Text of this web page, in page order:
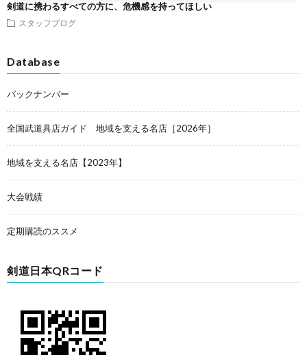
剣道に携わるすべての方に、危機感を持ってほしい
スタッフブログ
Database
バックナンバー
全国武道具店ガイド 地域を支える名店［2026年］
地域を支える名店【2023年】
大会戦績
定期購読のススメ
剣道日本QRコード